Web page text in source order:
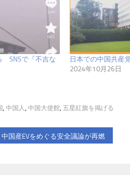
SNSで『不吉な
日本での中国共産
2024年10月26日
, 中国人, 中国大使館, 五星紅旗を掲げる
国産EVをめぐる安全議論が再燃